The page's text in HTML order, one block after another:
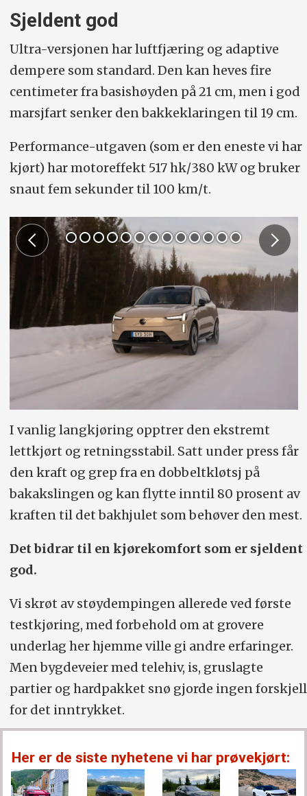
mm.
Bagasjevolum (liter):355 m tre
seterader, 655 med to og 1915 med
begge de bakerste seteradene oppfelt,
pluss 34 liter frunk.
Vekt/nyttelast:2818/610 kg.
Hengervekt/taklast: 2200/100 kg.
Standard dekkdimensjon:
(kan også ha R20 og R22).
0–100 km/t og toppfart:
5,9 el 4,9 sek
(hhv. 408 og 517 hk) og 180 km/t
Konkurrenter:Kia EV9, Polestar 3,
Mercedes-Benz EQE SUV, BMW iX, Audi
Q8 e-tron.
Sjeldent god
Ultra-versjonen har luftfjæring og adaptive
dempere som standard. Den kan heves fire
centimeter fra basishøyden på 21 cm, men i god
marsjfart senker den bakkeklaringen til 19 cm.
Performance-utgaven (som er den eneste vi har
kjørt) har motoreffekt 517 hk/380 kW og bruker
snaut fem sekunder til 100 km/t.
I vanlig langkjøring opptrer den ekstremt
lettkjørt og retningsstabil. Satt under press får
den kraft og grep fra en dobbeltkløtsj på
bakakslingen og kan flytte inntil 80 prosent av
kraften til det bakhjulet som behøver den mest.
Det bidrar til en kjørekomfort som er sjeldent
god.
Vi skrøt av støydempingen allerede ved første
testkjøring, med forbehold om at grovere
underlag her hjemme ville gi andre erfaringer.
Men bygdeveier med telehiv, is, gruslagte
partier og hardpakket snø gjorde ingen forskjell
for det inntrykket.
Her er de siste nyhetene vi har prøvekjørt: